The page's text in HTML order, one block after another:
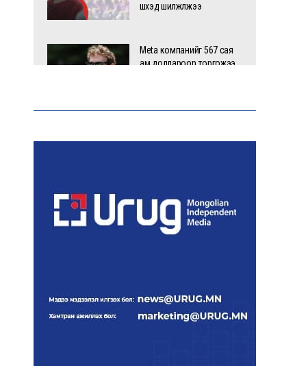
шүүхэд шилжүүлжээ
Meta компанийг 567 сая
ам.доллароор торгожээ
“Сүхбаатар дүүрэгт
үйлдвэрлэв- 2026”
Т.Ганболд:
Ерөнхийлөгчийн
сонгуульд нэр дэвших